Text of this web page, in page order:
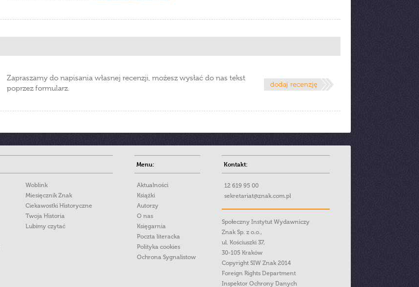
Zapraszamy do napisania własnej recenzji, możesz wysłać do nas tekst
poprzez formularz.
Woblink
Miesięcznik Znak
Ciekawostki Historyczne
Twoja Historia
Lubimy czytać
Menu:
Aktualności
Książki
Autorzy
O nas
Księgarnia
Poczta literacka
Polityka cookies
Ochrona Sygnalistow
Kontakt:
12 619 95 00
sekretariat@znak.com.pl
Społeczny Instytut Wydawniczy
Znak Sp. z o.o.,
ul. Kościuszki 37,
30-105 Kraków
Copyright SIW Znak 2014
Foreign Rights Department
Inspektor Ochrony Danych